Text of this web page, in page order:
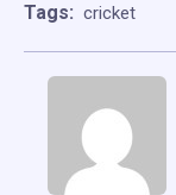
Tags: cricket